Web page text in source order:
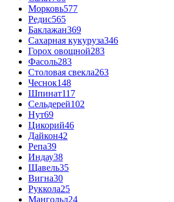
Морковь577
Редис565
Баклажан369
Сахарная кукуруза346
Горох овощной283
Фасоль283
Столовая свекла263
Чеснок148
Шпинат117
Сельдерей102
Нут69
Цикорий46
Дайкон42
Репа39
Индау38
Щавель35
Вигна30
Руккола25
Мангольд24